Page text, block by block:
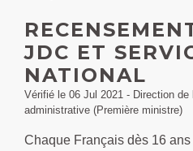
JDC ET
NATIONAL
Vérifié le 06 Jul 2021 - Direction de
administrative (Première ministre)
Chaque Français dès 16